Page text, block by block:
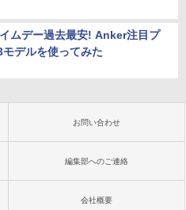
ムデー過去最安! Anker注目プ
モデルを使ってみた
お問い合わせ
編集部へのご連絡
会社概要